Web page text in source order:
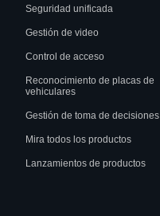
Seguridad unificada
Gestión de video
Control de acceso
Reconocimiento de placas de
vehiculares
Gestión de toma de decisiones
Mira todos los productos
Lanzamientos de productos